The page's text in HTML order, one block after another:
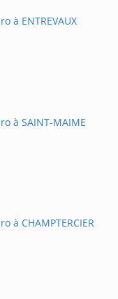
à ENTREVAUX
à SAINT-MAIME
à CHAMPTERCIER